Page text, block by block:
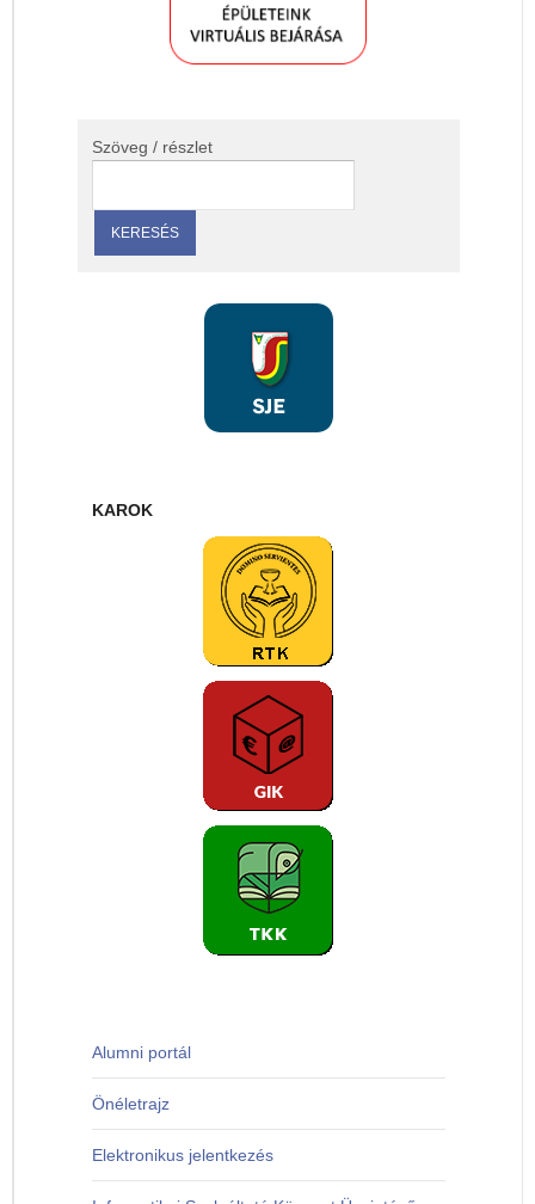
Szöveg / részlet
KAROK
Alumni portál
Önéletrajz
Elektronikus jelentkezés